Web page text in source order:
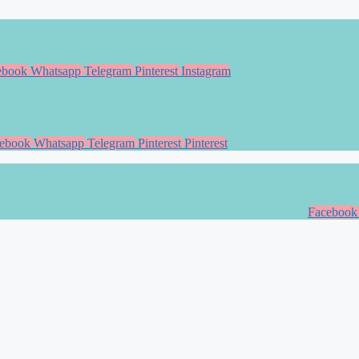
Whatsapp Telegram Pinterest Instagram
Whatsapp Telegram Pinterest Pinterest
Facebook